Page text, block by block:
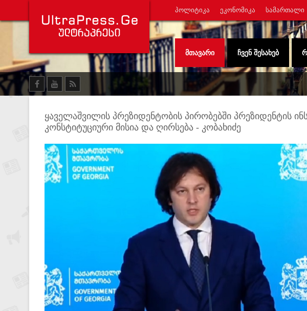
ᲞᲝᲚᲘᲢᲘᲙᲐ ᲔᲙᲝᲜᲝᲛᲘᲙᲐ ᲡᲐᲛᲐᲠᲗᲐᲚᲘ
ᲛᲗᲐᲕᲐᲠᲘ ᲩᲕᲔᲜ ᲨᲔᲡᲐᲮᲔᲑ
ყაველაშვილის პრეზიდენტობის პირობებში პრეზიდენტის
კონსტიტუციური მისია და ღირსება - კობახიძე